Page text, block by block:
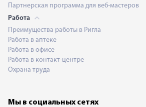
Партнерская программа для веб-мастеров
Работа
Преимущества работы в Ригла
Работа в аптеке
Работа в офисе
Работа в контакт-центре
Охрана труда
Мы в социальных сетях